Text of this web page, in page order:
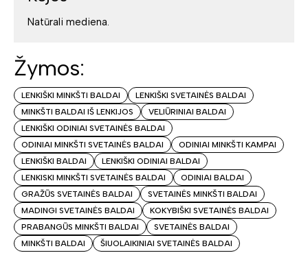
Natūrali mediena.
Žymos:
LENKIŠKI MINKŠTI BALDAI
LENKIŠKI SVETAINĖS BALDAI
MINKŠTI BALDAI IŠ LENKIJOS
VELIŪRINIAI BALDAI
LENKIŠKI ODINIAI SVETAINĖS BALDAI
ODINIAI MINKŠTI SVETAINĖS BALDAI
ODINIAI MINKŠTI KAMPAI
LENKIŠKI BALDAI
LENKIŠKI ODINIAI BALDAI
LENKISKI MINKŠTI SVETAINĖS BALDAI
ODINIAI BALDAI
GRAŽŪS SVETAINĖS BALDAI
SVETAINĖS MINKŠTI BALDAI
MADINGI SVETAINĖS BALDAI
KOKYBIŠKI SVETAINĖS BALDAI
PRABANGŪS MINKŠTI BALDAI
SVETAINĖS BALDAI
MINKŠTI BALDAI
ŠIUOLAIKINIAI SVETAINĖS BALDAI